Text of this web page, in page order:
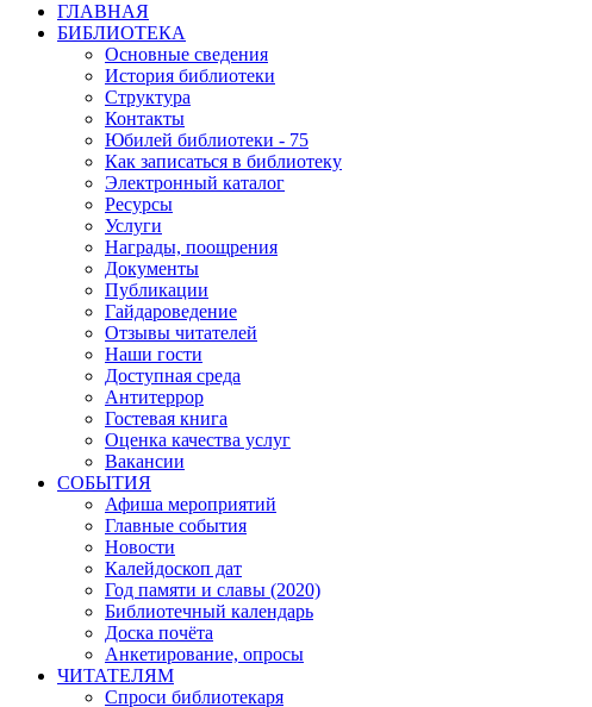
ГЛАВНАЯ
БИБЛИОТЕКА
Основные сведения
История библиотеки
Структура
Контакты
Юбилей библиотеки - 75
Как записаться в библиотеку
Электронный каталог
Ресурсы
Услуги
Награды, поощрения
Документы
Публикации
Гайдароведение
Отзывы читателей
Наши гости
Доступная среда
Антитеррор
Гостевая книга
Оценка качества услуг
Вакансии
СОБЫТИЯ
Афиша мероприятий
Главные события
Новости
Калейдоскоп дат
Год памяти и славы (2020)
Библиотечный календарь
Доска почёта
Анкетирование, опросы
ЧИТАТЕЛЯМ
Спроси библиотекаря